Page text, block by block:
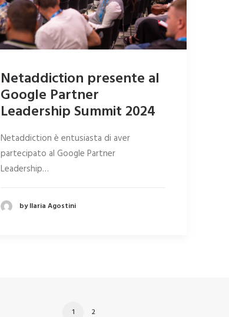
Netaddiction presente al
Google Partner
Leadership Summit 2024
Netaddiction è entusiasta di aver
partecipato al Google Partner
Leadership…
by Ilaria Agostini
1 2